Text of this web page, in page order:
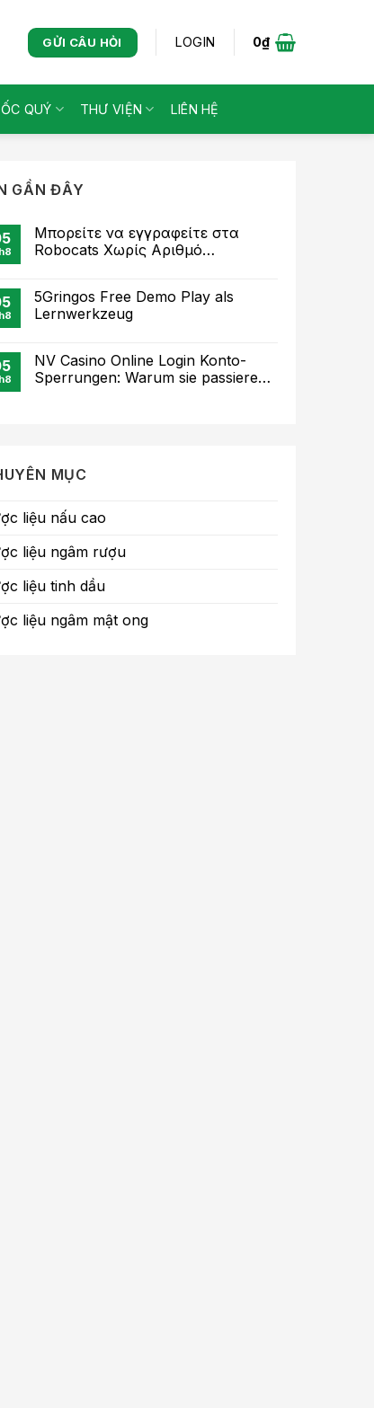
GỬI CÂU HỎI LOGIN 0₫
QUÝ THƯ VIỆN LIÊN HỆ
GẦN ĐÂY
Μπορείτε να εγγραφείτε στα
Robocats Χωρίς Αριθμό
5Gringos Free Demo Play als
Lernwerkzeug
NV Casino Online Login Konto-
Sperrungen: Warum sie passieren
MỤC
liệu nấu cao
liệu ngâm rượu
liệu tinh dầu
liệu ngâm mật ong